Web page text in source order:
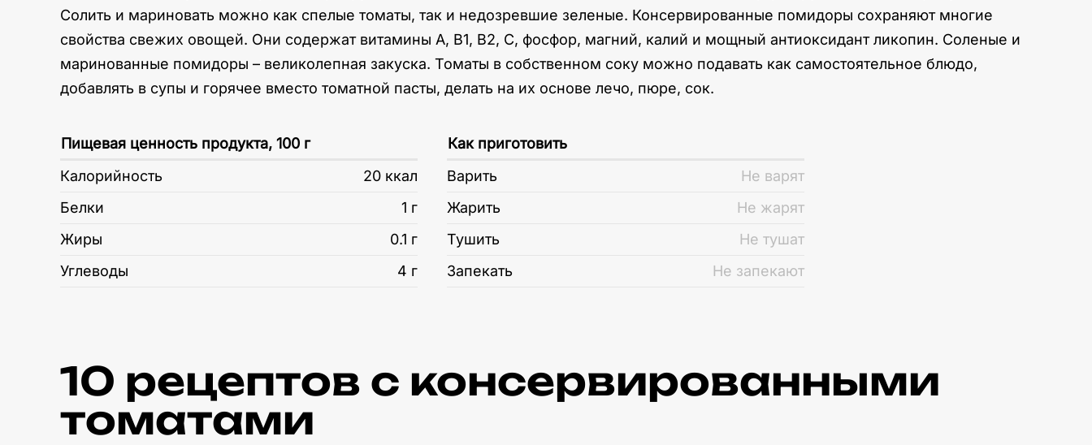
Солить и мариновать можно как спелые томаты, так и недозревшие зеленые. Консервированные помидоры сохраняют многие
свойства свежих овощей. Они содержат витамины А, В1, В2, С, фосфор, магний, калий и мощный антиоксидант ликопин. Соленые и
маринованные помидоры – великолепная закуска. Томаты в собственном соку можно подавать как самостоятельное блюдо,
добавлять в супы и горячее вместо томатной пасты, делать на их основе лечо, пюре, сок.
Пищевая ценность продукта, 100 г
Калорийность
20 ккал
Белки
1 г
Жиры
0.1 г
Углеводы
4 г
Как приготовить
Варить
Не варят
Жарить
Не жарят
Тушить
Не тушат
Запекать
Не запекают
10 рецептов c консервированными
томатами